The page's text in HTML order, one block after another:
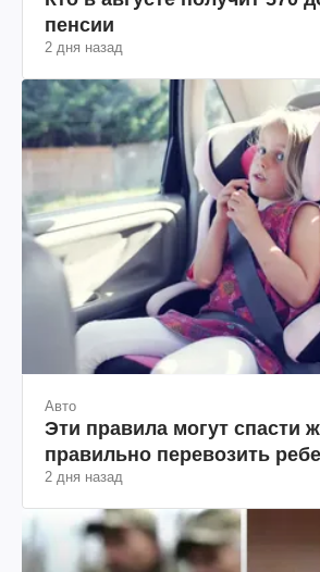
пенсии
2 дня назад
Авто
Эти правила могут спасти
правильно перевозить
2 дня назад